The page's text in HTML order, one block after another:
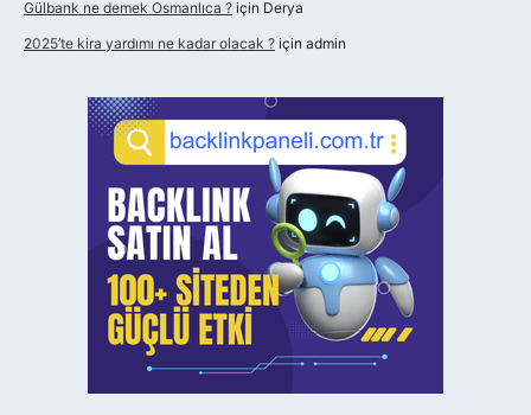
Gülbank ne demek Osmanlıca ? için Derya
2025’te kira yardımı ne kadar olacak ? için admin